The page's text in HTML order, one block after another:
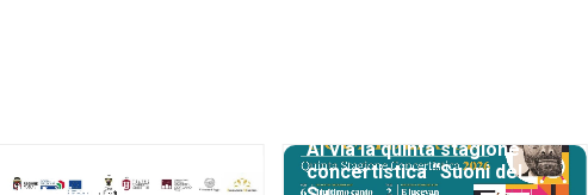
Stagione Concertistica
Al via la quinta stagione
concertistica “Suoni del